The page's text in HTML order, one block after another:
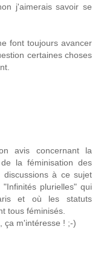
j'aimerais savoir se
font toujours avancer
certaines choses
avis concernant la
la féminisation des
à ce sujet
plurielles" qui
et où les statuts
tous féminisés.
ça m'intéresse ! ;-)